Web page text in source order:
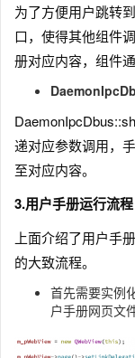
为了方便用户跳转
口，使得其他组件
册对应内容，组件
递对应参数调用，
至对应内容。
3.用户手册运行流程
上面介绍了用户手
的大致流程。
首先需要实例
户手册网页文件